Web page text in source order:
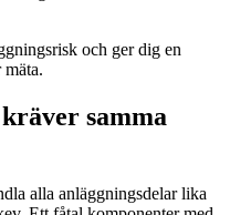
och ger dig en
samma
alla anläggningsdelar lika